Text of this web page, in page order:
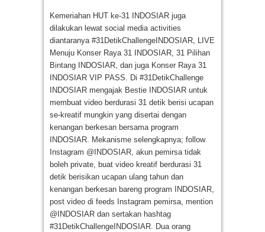
Kemeriahan HUT ke-31 INDOSIAR juga
dilakukan lewat social media activities
diantaranya #31DetikChallengeINDOSIAR, LIVE
Menuju Konser Raya 31 INDOSIAR, 31 Pilihan
Bintang INDOSIAR, dan juga Konser Raya 31
INDOSIAR VIP PASS. Di #31DetikChallenge
INDOSIAR mengajak Bestie INDOSIAR untuk
membuat video berdurasi 31 detik berisi ucapan
se-kreatif mungkin yang disertai dengan
kenangan berkesan bersama program
INDOSIAR. Mekanisme selengkapnya; follow
Instagram @INDOSIAR, akun pemirsa tidak
boleh private, buat video kreatif berdurasi 31
detik berisikan ucapan ulang tahun dan
kenangan berkesan bareng program INDOSIAR,
post video di feeds Instagram pemirsa, mention
@INDOSIAR dan sertakan hashtag
#31DetikChallengeINDOSIAR. Dua orang